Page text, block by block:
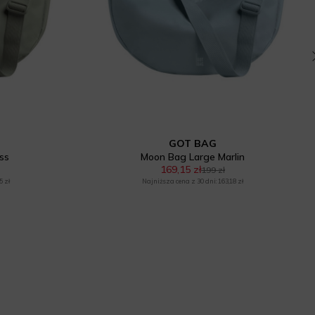
zł
GOT BAG
Moon Bag Large Marlin
169,15 zł199 zł
Najniższa cena z 30 dni: 163,18 zł